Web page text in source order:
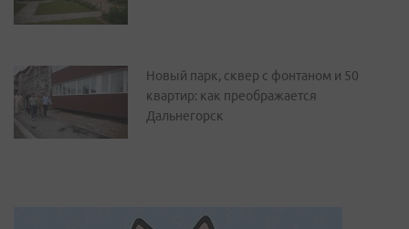
Новый парк, сквер с фонтаном и 50
квартир: как преображается
Дальнегорск